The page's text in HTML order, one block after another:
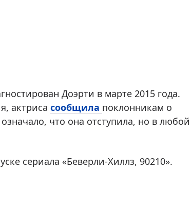
Доэрти в марте 2015 года.
актриса сообщила поклонникам о
что она отступила, но в любой
сериала «Беверли-Хиллз, 90210».